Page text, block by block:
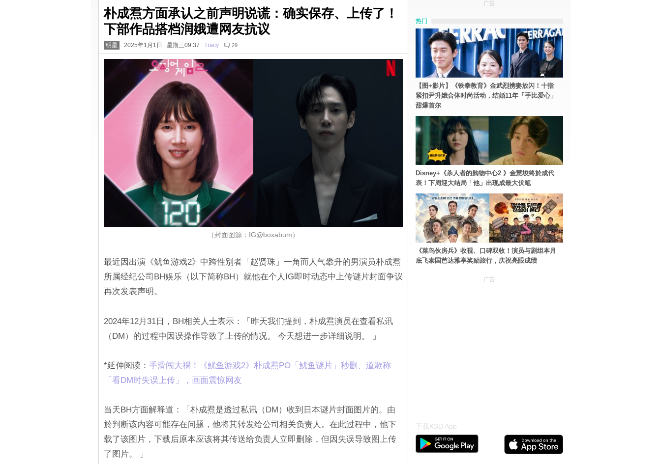
朴成焄方面承认之前声明说谎：确实保存、上传了！
下部作品搭档润娥遭网友抗议
明星 2025年1月1日 星期三09:37 Tracy 29
（封面图源：IG@boxabum）
最近因出演《鱿鱼游戏2》中跨性别者「赵贤珠」一角而人气攀升的男演员朴成焄
所属经纪公司BH娱乐（以下简称BH）就他在个人IG即时动态中上传谜片封面争议
再次发表声明。
2024年12月31日，BH相关人士表示：「昨天我们提到，朴成焄演员在查看私讯
（DM）的过程中因误操作导致了上传的情况。 今天想进一步详细说明。 」
*延伸阅读： 手滑闯大祸！《鱿鱼游戏2》朴成焄PO「鱿鱼谜片」秒删、道歉称
「看DM时失误上传」，画面震惊网友
当天BH方面解释道：「朴成焄是透过私讯（DM）收到日本谜片封面图片的。由
於判断该内容可能存在问题，他将其转发给公司相关负责人。在此过程中，他下
载了该图片，下载后原本应该将其传送给负责人立即删除，但因失误导致图上传
了图片。 」
广告
热门
【图+影片】《铁拳教育》金武烈携妻放闪！十指
紧扣尹升娥合体时尚活动，结婚11年「手比爱心」
甜爆首尔
Disney+《杀人者的购物中心2 》金慧埈终於成代
表！下周迎大结局「他」出现成最大伏笔
《菜鸟伙房兵》收视、口碑双收！演员与剧组本月
底飞泰国芭达雅享奖励旅行，庆祝亮眼成绩
广告
下载KSD App